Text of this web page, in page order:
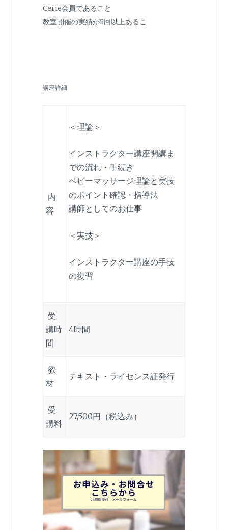
Cerie会員であること
教室開催の実績が5回以上あるこ
講座詳細
内
容
＜理論＞
インストラクター講座開講ま
での流れ・手続き
ベビーマッサージ理論と実技
のポイント確認・指導法
講師としてのお仕事
＜実技＞
インストラクター講座の手技
の復習
受
講時
間
4時間
教
材
テキスト・ライセンス証発行
受
講料
27,500円（税込み）